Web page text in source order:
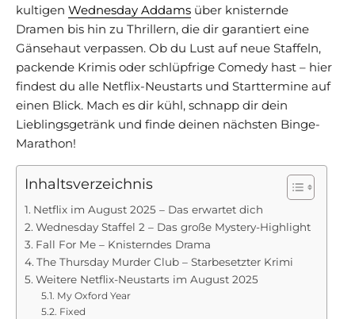
kultigen Wednesday Addams über knisternde
Dramen bis hin zu Thrillern, die dir garantiert eine
Gänsehaut verpassen. Ob du Lust auf neue Staffeln,
packende Krimis oder schlüpfrige Comedy hast – hier
findest du alle Netflix-Neustarts und Starttermine auf
einen Blick. Mach es dir kühl, schnapp dir dein
Lieblingsgetränk und finde deinen nächsten Binge-
Marathon!
Inhaltsverzeichnis
Netflix im August 2025 – Das erwartet dich
Wednesday Staffel 2 – Das große Mystery-Highlight
Fall For Me – Knisterndes Drama
The Thursday Murder Club – Starbesetzter Krimi
Weitere Netflix-Neustarts im August 2025
My Oxford Year
Fixed